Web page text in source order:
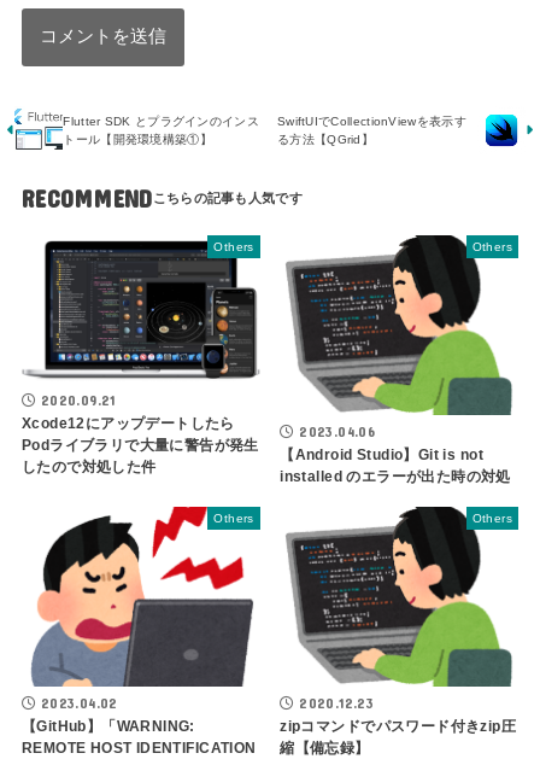
Flutter SDK とプラグインのインス
トール【開発環境構築①】
SwiftUIでCollectionViewを表示す
る方法【QGrid】
RECOMMEND
Others
2020.09.21
Xcode12にアップデートしたら
Podライブラリで大量に警告が発生
したので対処した件
Others
2023.04.06
【Android Studio】Git is not
installed のエラーが出た時の対処
Others
2023.04.02
【GitHub】「WARNING:
REMOTE HOST IDENTIFICATION
Others
2020.12.23
zipコマンドでパスワード付きzip圧
縮【備忘録】